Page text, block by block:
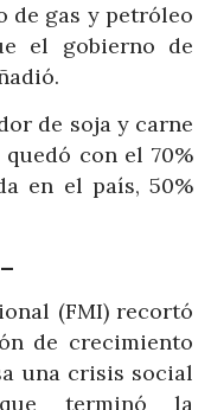
de gas y petróleo
el gobierno de
de soja y carne
con el 70%
en el país, 50%
(FMI) recortó
de crecimiento
una crisis social
terminó la